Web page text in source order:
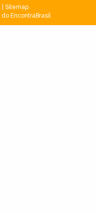
Sitemap
EncontraBrasil